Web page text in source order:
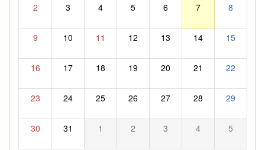
2 3 4 5 6 7 8
9 10 11 12 13 14 15
16 17 18 19 20 21 22
23 24 25 26 27 28 29
30 31 1 2 3 4 5